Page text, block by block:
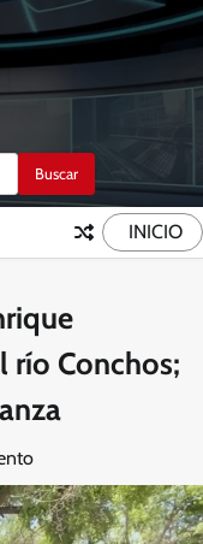
INICIO
río Conchos;